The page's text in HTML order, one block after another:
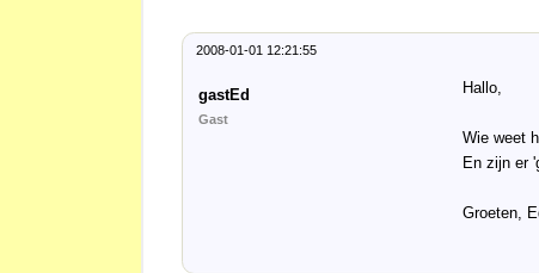
2008-01-01 12:21:55
gastEd
Gast
Hallo,
Wie weet
En zijn er
Groeten,